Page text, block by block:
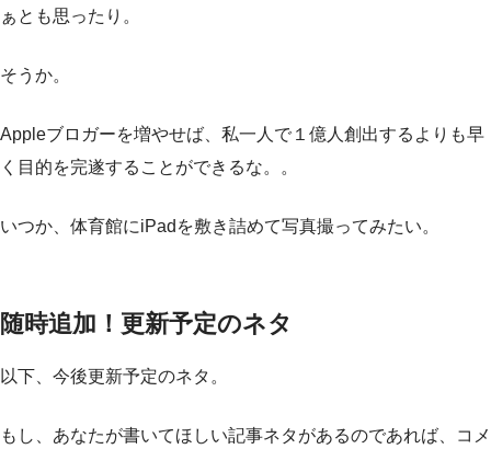
ぁとも思ったり。
そうか。
Appleブロガーを増やせば、私一人で１億人創出するよりも早
く目的を完遂することができるな。。
いつか、体育館にiPadを敷き詰めて写真撮ってみたい。
随時追加！更新予定のネタ
以下、今後更新予定のネタ。
もし、あなたが書いてほしい記事ネタがあるのであれば、コメ